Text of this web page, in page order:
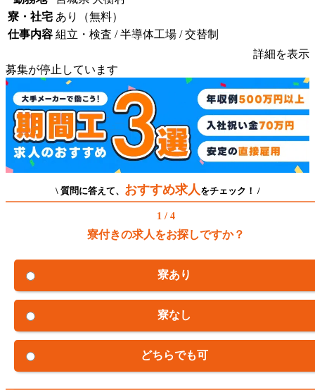
寮・社宅 あり（無料）
仕事内容 組立・検査 / 半導体工場 / 交替制
詳細を表示
募集が停止しています
\ 質問に答えて、 おすすめ求人 をチェック！ /
1 / 4
寮付きの求人をお探しですか？
寮あり
寮なし
どちらでも可